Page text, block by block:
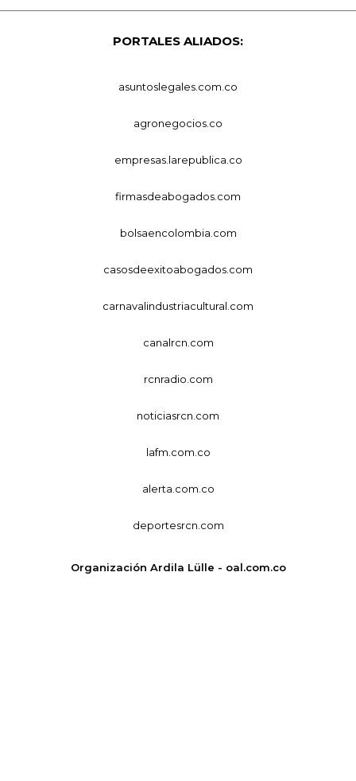
PORTALES ALIADOS:
asuntoslegales.com.co
agronegocios.co
empresas.larepublica.co
firmasdeabogados.com
bolsaencolombia.com
casosdeexitoabogados.com
carnavalindustriacultural.com
canalrcn.com
rcnradio.com
noticiasrcn.com
lafm.com.co
alerta.com.co
deportesrcn.com
Organización Ardila Lülle - oal.com.co